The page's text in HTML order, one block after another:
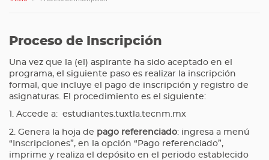
Proceso de Inscripción
Una vez que la (el) aspirante ha sido aceptado en el
programa, el siguiente paso es realizar la inscripción
formal, que incluye el pago de inscripción y registro de
asignaturas. El procedimiento es el siguiente:
1. Accede a: estudiantes.tuxtla.tecnm.mx
2. Genera la hoja de pago referenciado: ingresa a menú
“Inscripciones”, en la opción “Pago referenciado”,
imprime y realiza el depósito en el periodo establecido